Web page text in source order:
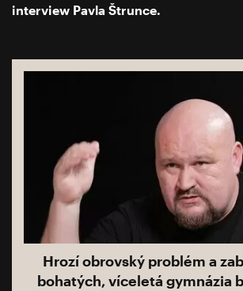
interview Pavla Štrunce.
Hrozí obrovský problém a
bohatých, víceletá gymnázia